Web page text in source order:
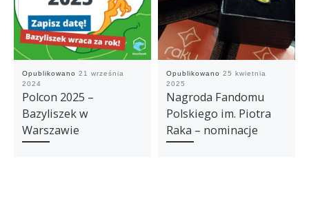
Opublikowano 21 września
2024
Polcon 2025 –
Bazyliszek w
Warszawie
Opublikowano 25 kwietnia
2025
Nagroda Fandomu
Polskiego im. Piotra
Raka – nominacje